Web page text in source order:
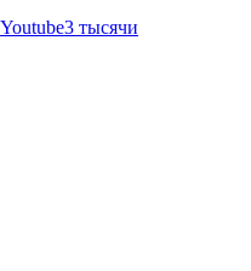
Youtube3 тысячи